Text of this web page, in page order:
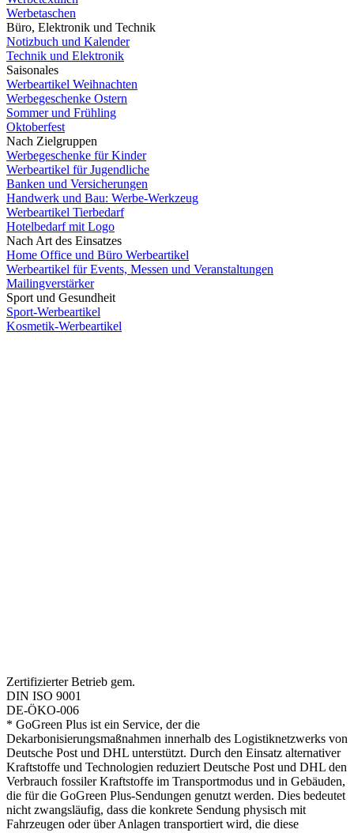
Werbetaschen
Büro, Elektronik und Technik
Notizbuch und Kalender
Technik und Elektronik
Saisonales
Werbeartikel Weihnachten
Werbegeschenke Ostern
Sommer und Frühling
Oktoberfest
Nach Zielgruppen
Werbegeschenke für Kinder
Werbeartikel für Jugendliche
Banken und Versicherungen
Handwerk und Bau: Werbe-Werkzeug
Werbeartikel Tierbedarf
Hotelbedarf mit Logo
Nach Art des Einsatzes
Home Office und Büro Werbeartikel
Werbeartikel für Events, Messen und Veranstaltungen
Mailingverstärker
Sport und Gesundheit
Sport-Werbeartikel
Kosmetik-Werbeartikel
Zertifizierter Betrieb gem.
DIN ISO 9001
DE-ÖKO-006
* GoGreen Plus ist ein Service, der die
Dekarbonisierungsmaßnahmen innerhalb des Logistiknetzwerks von
Deutsche Post und DHL unterstützt. Durch den Einsatz alternativer
Kraftstoffe und Technologien reduziert Deutsche Post und DHL den
Verbrauch fossiler Kraftstoffe im Transportmodus und in Gebäuden,
die für die GoGreen Plus-Sendungen genutzt werden. Dies bedeutet
nicht zwangsläufig, dass die konkrete Sendung physisch mit
Fahrzeugen oder über Anlagen transportiert wird, die diese